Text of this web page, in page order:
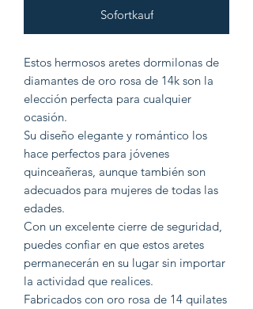
Sofortkauf
Estos hermosos aretes dormilonas de
diamantes de oro rosa de 14k son la
elección perfecta para cualquier
ocasión.
Su diseño elegante y romántico los
hace perfectos para jóvenes
quinceañeras, aunque también son
adecuados para mujeres de todas las
edades.
Con un excelente cierre de seguridad,
puedes confiar en que estos aretes
permanecerán en su lugar sin importar
la actividad que realices.
Fabricados con oro rosa de 14 quilates